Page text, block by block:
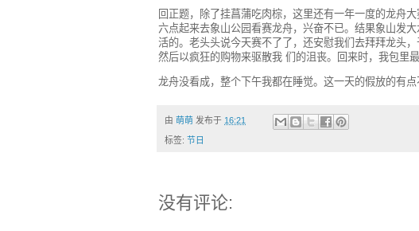
回正题，除了挂菖蒲吃肉棕，这里还有一年一度的龙舟
六点起来去象山公园看赛龙舟，兴奋不已。结果象山发
活的。老头头说今天赛不了了，还安慰我们去拜拜龙头
然后以疯狂的购物来驱散我 们的沮丧。回来时，我包里最
龙舟没看成，整个下午我都在睡觉。这一天的假放的有点
由 萌萌 发布于 16:21
标签: 节日
没有评论: